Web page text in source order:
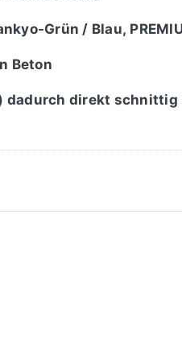
Grün / Blau,
Beton
dadurch direkt schnittig